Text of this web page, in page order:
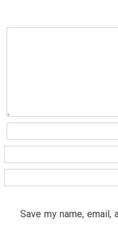
Save my name,